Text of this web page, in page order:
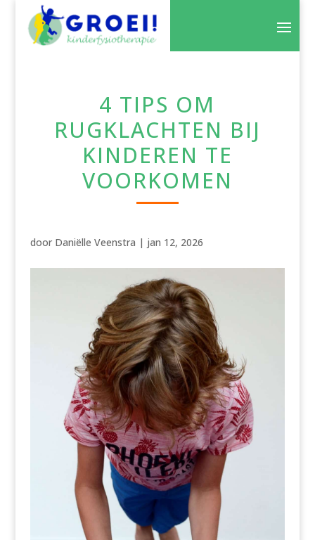
4 TIPS OM
RUGKLACHTEN BIJ
KINDEREN TE
VOORKOMEN
door Daniëlle Veenstra | jan 12, 2026